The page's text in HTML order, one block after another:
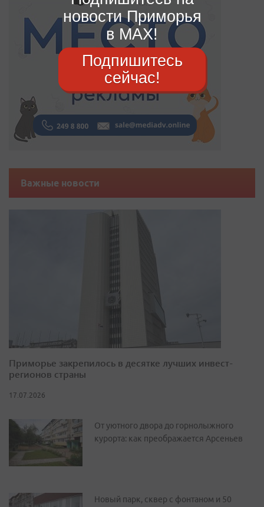
Важные новости
Приморье закрепилось в десятке лучших инвест-
регионов страны
17.07.2026
От уютного двора до горнолыжного
курорта: как преображается Арсеньев
Новый парк, сквер с фонтаном и 50
новости Приморья
в MAX!
Подпишитесь
сейчас!